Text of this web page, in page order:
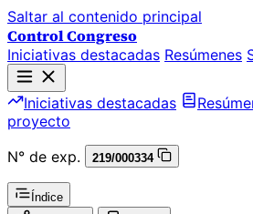
Saltar al contenido principal
Control Congreso
Iniciativas destacadas Resúmenes
Iniciativas destacadas
proyecto
N° de exp.
219/000334
Índice